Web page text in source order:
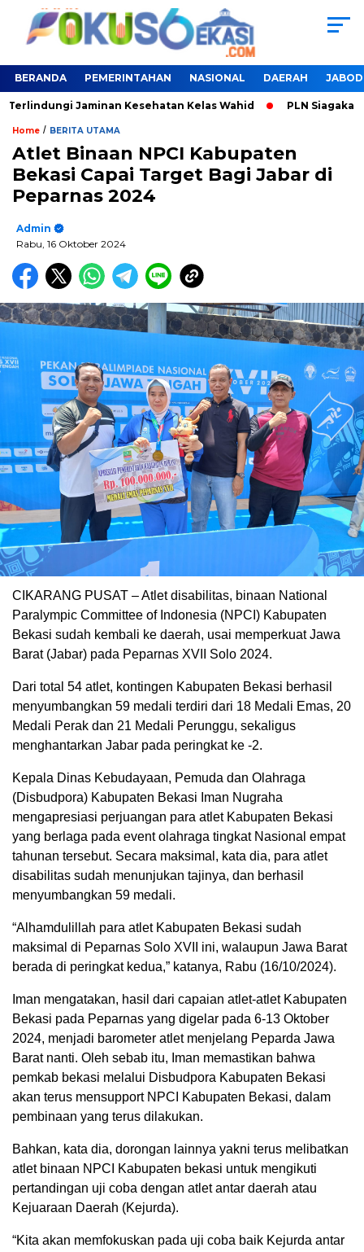
BERANDA PEMERINTAHAN NASIONAL DAERAH
Jaminan Kesehatan Kelas Wahid PLN Siagakan
Home / BERITA UTAMA
Atlet Binaan NPCI Kabupaten
Bekasi Capai Target Bagi Jabar di
Peparnas 2024
Admin
Rabu, 16 Oktober 2024
CIKARANG PUSAT – Atlet disabilitas, binaan National
Paralympic Committee of Indonesia (NPCI) Kabupaten
Bekasi sudah kembali ke daerah, usai memperkuat Jawa
Barat (Jabar) pada Peparnas XVII Solo 2024.
Dari total 54 atlet, kontingen Kabupaten Bekasi berhasil
menyumbangkan 59 medali terdiri dari 18 Medali Emas, 20
Medali Perak dan 21 Medali Perunggu, sekaligus
menghantarkan Jabar pada peringkat ke -2.
Kepala Dinas Kebudayaan, Pemuda dan Olahraga
(Disbudpora) Kabupaten Bekasi Iman Nugraha
mengapresiasi perjuangan para atlet Kabupaten Bekasi
yang berlaga pada event olahraga tingkat Nasional empat
tahunan tersebut. Secara maksimal, kata dia, para atlet
disabilitas sudah menunjukan tajinya, dan berhasil
menyumbangkan 59 medali.
“Alhamdulillah para atlet Kabupaten Bekasi sudah
maksimal di Peparnas Solo XVII ini, walaupun Jawa Barat
berada di peringkat kedua,” katanya, Rabu (16/10/2024).
Iman mengatakan, hasil dari capaian atlet-atlet Kabupaten
Bekasi pada Peparnas yang digelar pada 6-13 Oktober
2024, menjadi barometer atlet menjelang Peparda Jawa
Barat nanti. Oleh sebab itu, Iman memastikan bahwa
pemkab bekasi melalui Disbudpora Kabupaten Bekasi
akan terus mensupport NPCI Kabupaten Bekasi, dalam
pembinaan yang terus dilakukan.
Bahkan, kata dia, dorongan lainnya yakni terus melibatkan
atlet binaan NPCI Kabupaten bekasi untuk mengikuti
pertandingan uji coba dengan atlet antar daerah atau
Kejuaraan Daerah (Kejurda).
“Kita akan memfokuskan pada uji coba baik Kejurda antar